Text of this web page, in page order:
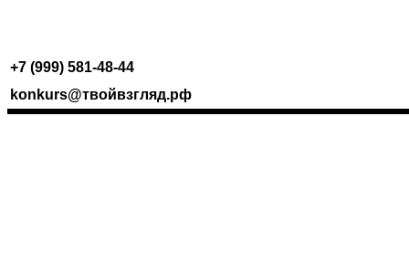
+7 (999) 581-48-44
konkurs@твойвзгляд.рф